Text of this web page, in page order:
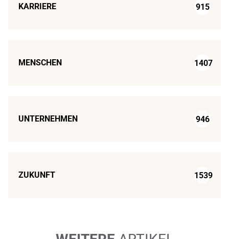
KARRIERE 915
MENSCHEN 1407
UNTERNEHMEN 946
ZUKUNFT 1539